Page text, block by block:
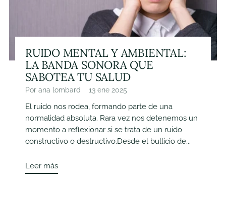
RUIDO MENTAL Y AMBIENTAL:
LA BANDA SONORA QUE
SABOTEA TU SALUD
Por ana lombard 13 ene 2025
El ruido nos rodea, formando parte de una
normalidad absoluta. Rara vez nos detenemos un
momento a reflexionar si se trata de un ruido
constructivo o destructivo.Desde el bullicio de...
Leer más